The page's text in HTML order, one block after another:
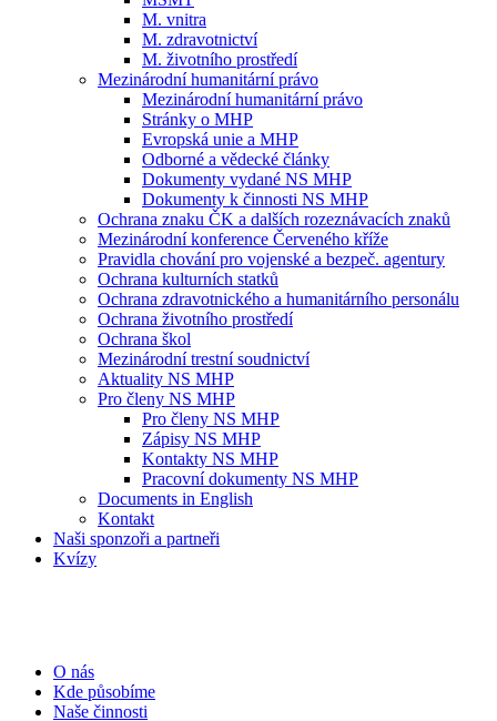
M. vnitra
M. zdravotnictví
M. životního prostředí
Mezinárodní humanitární právo
Mezinárodní humanitární právo
Stránky o MHP
Evropská unie a MHP
Odborné a vědecké články
Dokumenty vydané NS MHP
Dokumenty k činnosti NS MHP
Ochrana znaku ČK a dalších rozeznávacích znaků
Mezinárodní konference Červeného kříže
Pravidla chování pro vojenské a bezpeč. agentury
Ochrana kulturních statků
Ochrana zdravotnického a humanitárního personálu
Ochrana životního prostředí
Ochrana škol
Mezinárodní trestní soudnictví
Aktuality NS MHP
Pro členy NS MHP
Pro členy NS MHP
Zápisy NS MHP
Kontakty NS MHP
Pracovní dokumenty NS MHP
Documents in English
Kontakt
Naši sponzoři a partneři
Kvízy
O nás
Kde působíme
Naše činnosti